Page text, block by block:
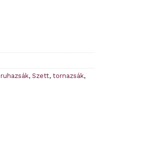
ruhazsák, Szett, tornazsák,